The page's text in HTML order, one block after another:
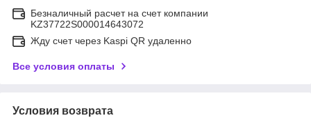
Безналичный расчет на счет компании
KZ37722S000014643072
Жду счет через Kaspi QR удаленно
Все условия оплаты
Условия возврата